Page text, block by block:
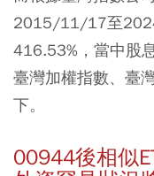
2015/11/17至
416.53%，當中股
臺灣加權指數、臺
下。
00944後相似